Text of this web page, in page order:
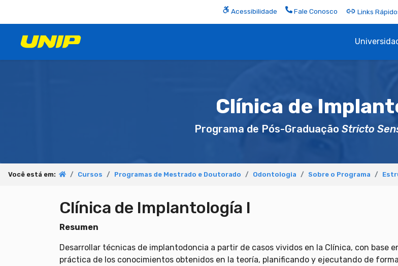
Acessibilidade Fale Conosco Links
Clínica de
Programa de Pós-Graduação Stricto
Você está em: Cursos Programas de Mestrado e Doutorado Odontologia Sobre o Programa
Clínica de Implantología I
Resumen
Desarrollar técnicas de implantodoncia a partir de casos vividos en la Clínica, con base
práctica de los conocimientos obtenidos en la teoría, planificando y ejecutando de